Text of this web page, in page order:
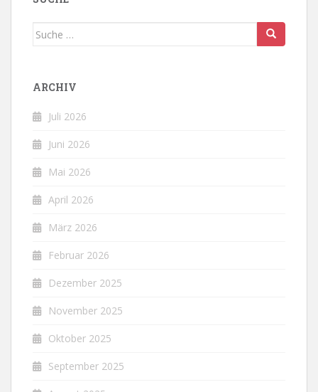
Suche
ARCHIV
Juli 2026
Juni 2026
Mai 2026
April 2026
März 2026
Februar 2026
Dezember 2025
November 2025
Oktober 2025
September 2025